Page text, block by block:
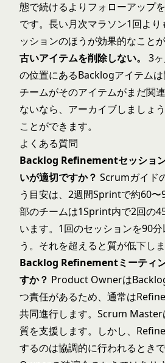
態で続けるよりフォローアップ
です。長い月次マラソン1回よ
ッションのほうが効果的なことが
古いアイテムを削除しない。
3
の位置にあるBacklogアイテムは
チームがそのアイテムがまだ関
ないなら、アーカイブしましょ
ことができます。
よくある質問
Backlog Refinementセッショ
いが適切ですか？ Scrumガイド
う目安は、2週間Sprintで約60〜
部のチームは1Sprint内で2回の
います。1回のセッションを90
う。それを超えると質が低下しま
Backlog Refinementミーティ
すか？ Product Ownerは
つ責任があるため、通常は
共同進行します。Scrum
質を支援します。しかし、
するのは協調的に行われるとき